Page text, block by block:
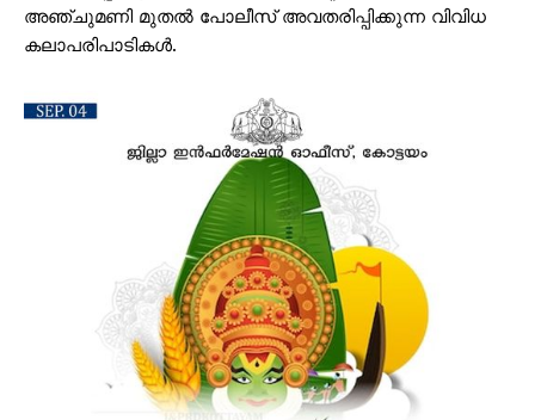
അഞ്ചുമണി മുതൽ പോലീസ് അവതരിപ്പിക്കുന്ന വിവിധ
കലാപരിപാടികൾ.